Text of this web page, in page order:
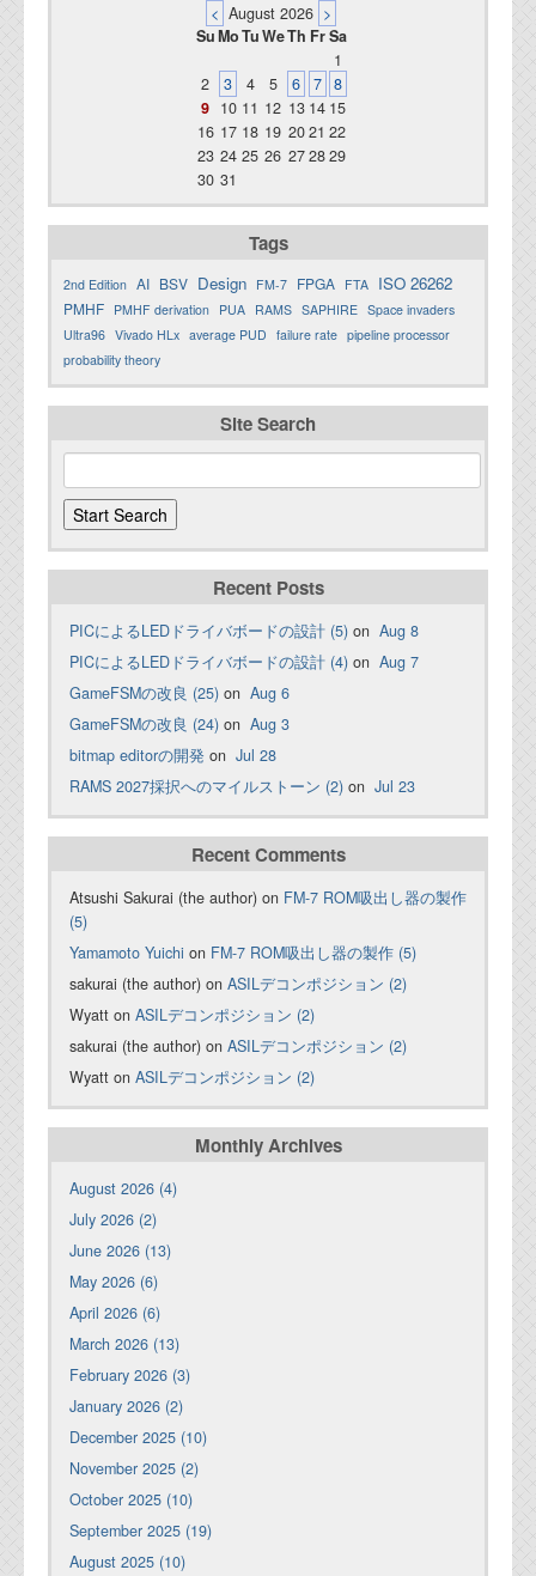
< August 2026 >
SuMoTuWeTh FrSa
1
2
3 4 5 6 7 8
9 10 11 12 13 14 15
16 17 18 19 2021 22
23 24 25 26 272829
30 31
Tags
2nd Edition AI BSV Design FM-7 FPGA FTA ISO 26262
PMHF PMHF derivation PUA RAMS SAPHIRE Space invaders
Ultra96 Vivado HLx average PUD failure rate pipeline processor
probability theory
Site Search
Recent Posts
PICによるLEDドライバボードの設計 (5) on Aug 8
PICによるLEDドライバボードの設計 (4) on Aug 7
GameFSMの改良 (25) on Aug 6
GameFSMの改良 (24) on Aug 3
bitmap editorの開発 on Jul 28
RAMS 2027採択へのマイルストーン (2) on Jul 23
Recent Comments
Atsushi Sakurai (the author) on FM-7 ROM吸出し器の製作
(5)
Yamamoto Yuichi on FM-7 ROM吸出し器の製作 (5)
sakurai (the author) on ASILデコンポジション (2)
Wyatt on ASILデコンポジション (2)
sakurai (the author) on ASILデコンポジション (2)
Wyatt on ASILデコンポジション (2)
Monthly Archives
August 2026 (4)
July 2026 (2)
June 2026 (13)
May 2026 (6)
April 2026 (6)
March 2026 (13)
February 2026 (3)
January 2026 (2)
December 2025 (10)
November 2025 (2)
October 2025 (10)
September 2025 (19)
August 2025 (10)